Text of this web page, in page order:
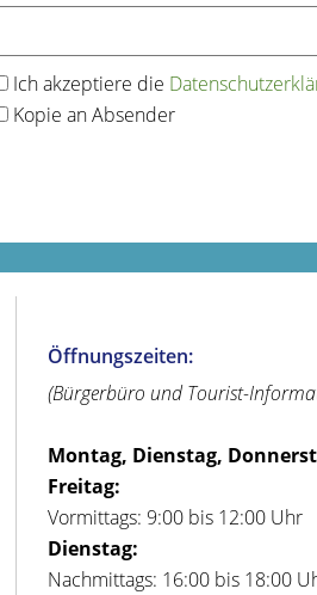
Ich akzeptiere die
Kopie an Absender
Öffnungszeiten:
(Bürgerbüro und Tourist-
Montag, Dienstag,
Freitag:
Vormittags: 9:00 bis 12:00 Uhr
Dienstag:
Nachmittags: 16:00 bis 18:00